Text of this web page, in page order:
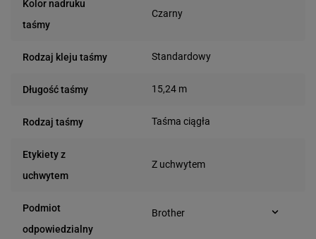
Kolor nadruku
taśmy
Czarny
Rodzaj kleju taśmy Standardowy
Długość taśmy 15,24 m
Rodzaj taśmy Taśma ciągła
Etykiety z
uchwytem
Z uchwytem
Podmiot
odpowiedzialny
Brother